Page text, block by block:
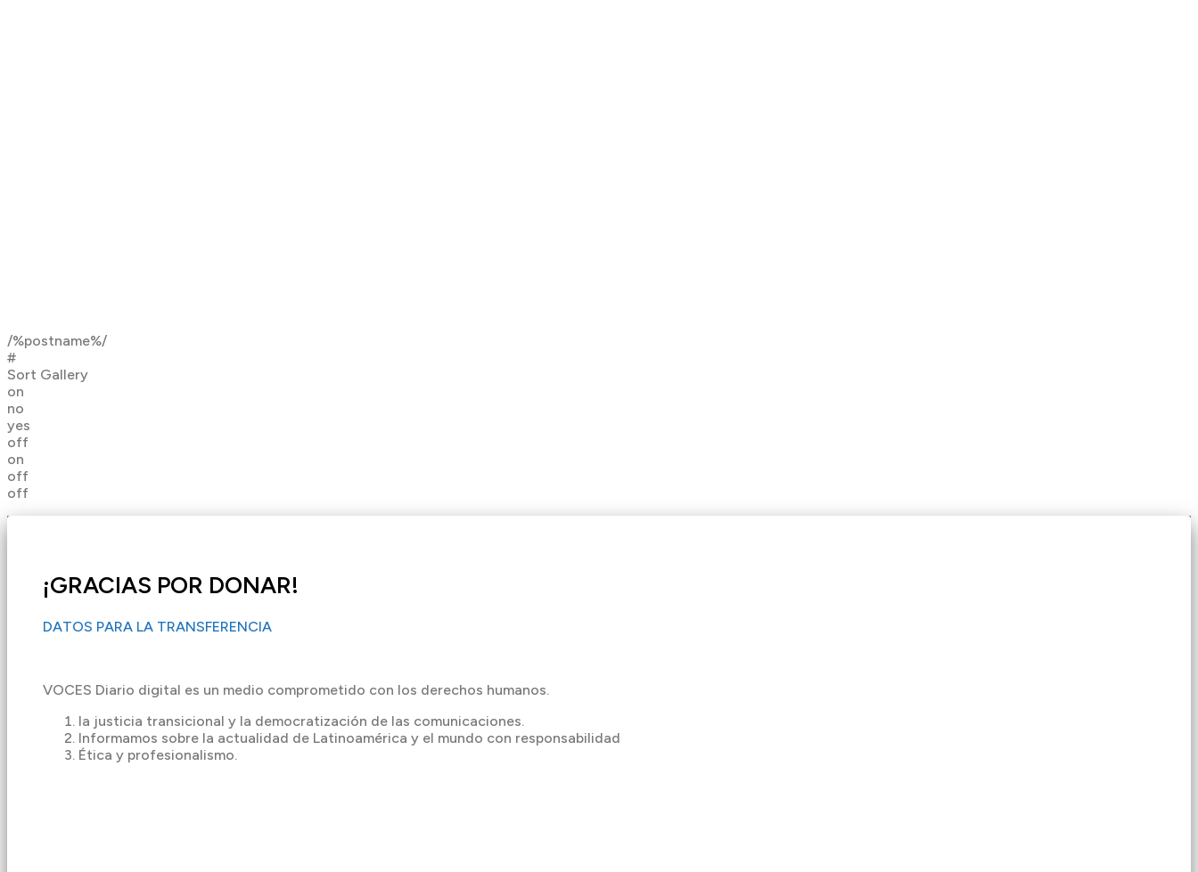
/%postname%/
#
Sort Gallery
on
no
yes
off
on
off
off
¡GRACIAS POR DONAR!
DATOS PARA LA TRANSFERENCIA
VOCES Diario digital es un medio comprometido con los derechos humanos.
la justicia transicional y la democratización de las comunicaciones.
Informamos sobre la actualidad de Latinoamérica y el mundo con responsabilidad
Ética y profesionalismo.